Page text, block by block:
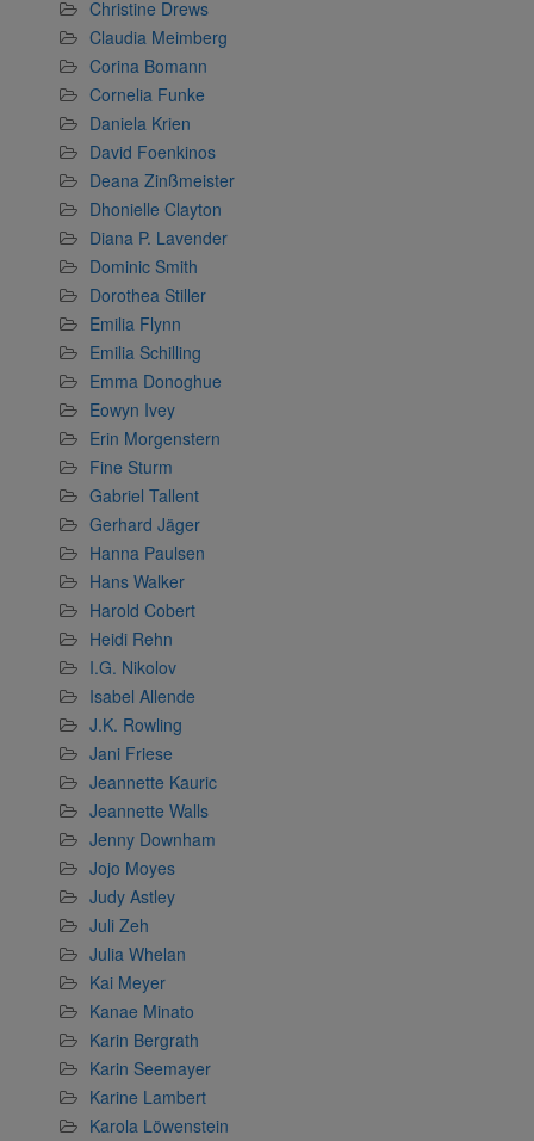
Christine Drews
Claudia Meimberg
Corina Bomann
Cornelia Funke
Daniela Krien
David Foenkinos
Deana Zinßmeister
Dhonielle Clayton
Diana P. Lavender
Dominic Smith
Dorothea Stiller
Emilia Flynn
Emilia Schilling
Emma Donoghue
Eowyn Ivey
Erin Morgenstern
Fine Sturm
Gabriel Tallent
Gerhard Jäger
Hanna Paulsen
Hans Walker
Harold Cobert
Heidi Rehn
I.G. Nikolov
Isabel Allende
J.K. Rowling
Jani Friese
Jeannette Kauric
Jeannette Walls
Jenny Downham
Jojo Moyes
Judy Astley
Juli Zeh
Julia Whelan
Kai Meyer
Kanae Minato
Karin Bergrath
Karin Seemayer
Karine Lambert
Karola Löwenstein